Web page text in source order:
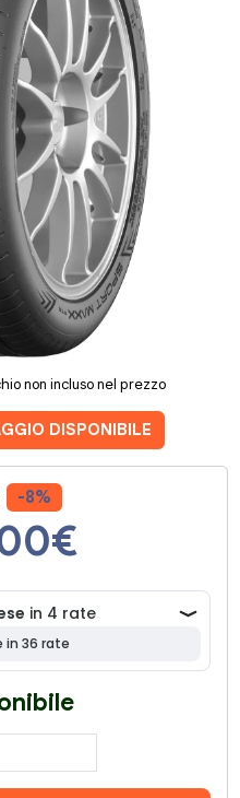
non incluso nel prezzo
DISPONIBILE
-8%
€